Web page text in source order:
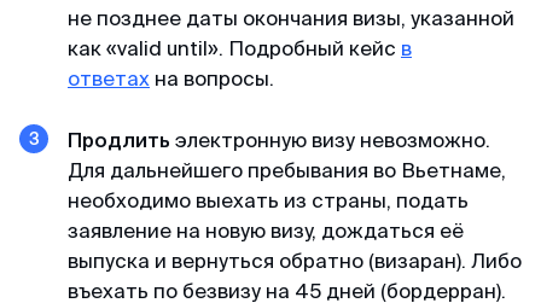
Все не просто отлично, а даже потрясающе.
Не успел я опомниться, моя кета меньше чем
за день оказалась у меня) Отвечают в чат
Мария
Отзыв с Яндекса · 2023
Легко и просто
не позднее даты окончания визы, указанной
как «valid until». Подробный кейс в
ответах на вопросы.
Продлить электронную визу невозможно.
Для дальнейшего пребывания во Вьетнаме,
необходимо выехать из страны, подать
заявление на новую визу, дождаться её
выпуска и вернуться обратно (визаран). Либо
въехать по безвизу на 45 дней (бордерран).